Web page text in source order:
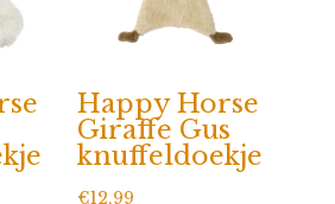
Happy Horse
Giraffe Gus
knuffeldoekje
€12,99